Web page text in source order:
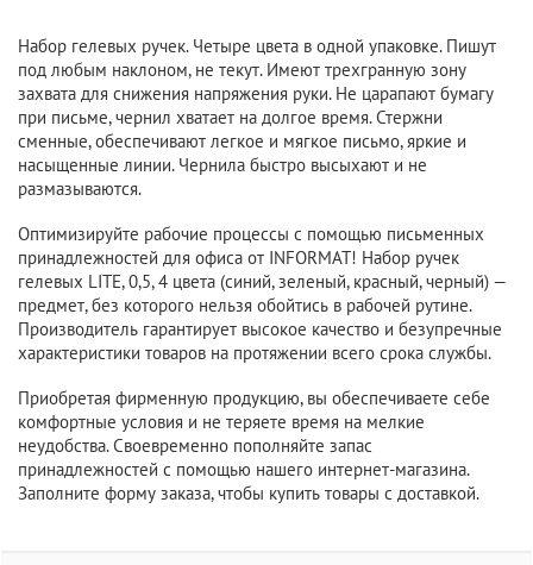
Набор гелевых ручек. Четыре цвета в одной упаковке. Пишут
под любым наклоном, не текут. Имеют трехгранную зону
захвата для снижения напряжения руки. Не царапают бумагу
при письме, чернил хватает на долгое время. Стержни
сменные, обеспечивают легкое и мягкое письмо, яркие и
насыщенные линии. Чернила быстро высыхают и не
размазываются.
Оптимизируйте рабочие процессы с помощью письменных
принадлежностей для офиса от INFORMAT! Набор ручек
гелевых LITE, 0,5, 4 цвета (синий, зеленый, красный, черный) —
предмет, без которого нельзя обойтись в рабочей рутине.
Производитель гарантирует высокое качество и безупречные
характеристики товаров на протяжении всего срока службы.
Приобретая фирменную продукцию, вы обеспечиваете себе
комфортные условия и не теряете время на мелкие
неудобства. Своевременно пополняйте запас
принадлежностей с помощью нашего интернет-магазина.
Заполните форму заказа, чтобы купить товары с доставкой.